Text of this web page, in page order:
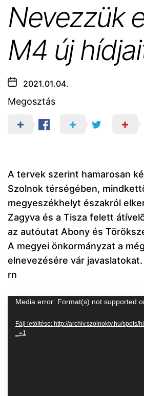
Nevezzük
M4 új
2021.01.04.
Megosztás
A tervek szerint hamarosan
Szolnok térségében,
megyeszékhelyt északról
Zagyva és a Tisza felett
az autóutat Abony és
A megyei önkormányzat a
elnevezésére vár javaslatokat.
rn
Videólejátszó
Media error: Format(s) not supported
Fájl letöltése: http://archiv.szolnoktv.hu/spots/
_=1